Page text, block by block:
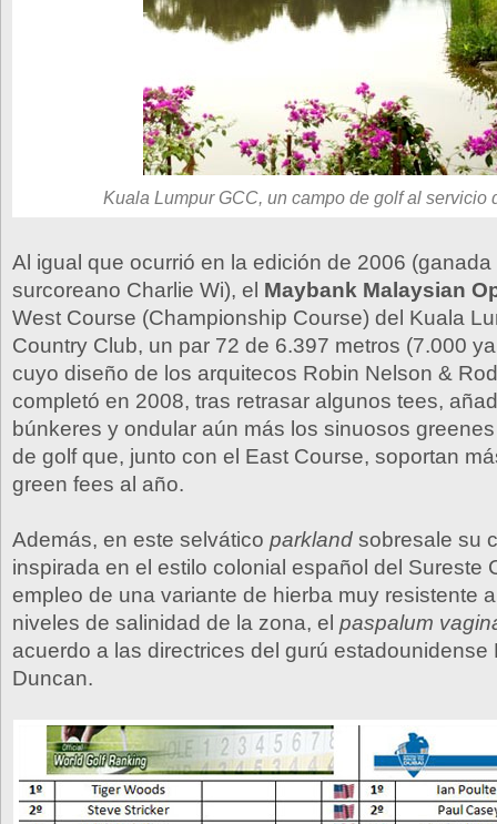
Kuala Lumpur GCC, un campo de golf al servicio
Al igual que ocurrió en la edición de 2006 (ganada
surcoreano Charlie Wi), el Maybank Malaysian
West Course (Championship Course) del Kuala
Country Club, un par 72 de 6.397 metros (7.000
cuyo diseño de los arquitecos Robin Nelson &
completó en 2008, tras retrasar algunos tees,
búnkeres y ondular aún más los sinuosos
de golf que, junto con el East Course, soportan
green fees al año.
Además, en este selvático parkland sobresale su
inspirada en el estilo colonial español del Sureste
empleo de una variante de hierba muy resistente
niveles de salinidad de la zona, el paspalum
acuerdo a las directrices del gurú estadounidense
Duncan.